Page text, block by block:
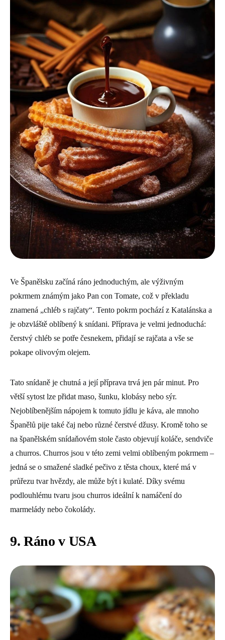
Ve Španělsku začíná ráno jednoduchým, ale výživným
pokrmem známým jako Pan con Tomate, což v překladu
znamená „chléb s rajčaty“. Tento pokrm pochází z Katalánska a
je obzvláště oblíbený k snídani. Příprava je velmi jednoduchá:
čerstvý chléb se potře česnekem, přidají se rajčata a vše se
pokape olivovým olejem.
Tato snídaně je chutná a její příprava trvá jen pár minut. Pro
větší sytost lze přidat maso, šunku, klobásy nebo sýr.
Nejoblíbenějším nápojem k tomuto jídlu je káva, ale mnoho
Španělů pije také čaj nebo různé čerstvé džusy. Kromě toho se
na španělském snídaňovém stole často objevují koláče, sendviče
a churros. Churros jsou v této zemi velmi oblíbeným pokrmem –
jedná se o smažené sladké pečivo z těsta choux, které má v
průřezu tvar hvězdy, ale může být i kulaté. Díky svému
podlouhlému tvaru jsou churros ideální k namáčení do
marmelády nebo čokolády.
9. Ráno v USA